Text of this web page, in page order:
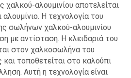
αλουμινίου αποτελείται
Η τεχνολογία του
σωλήνων χαλκού-αλουμινίου
με αντίσταση. Η κλειδαριά του
στον χαλκοσωλήνα του
και τοποθετείται στο καλούπι
Αυτή η τεχνολογία είναι